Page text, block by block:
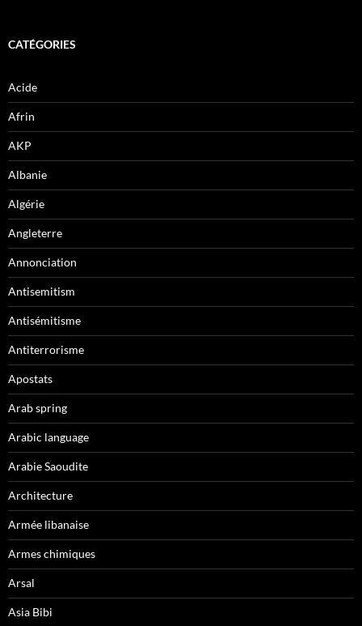
CATÉGORIES
Acide
Afrin
AKP
Albanie
Algérie
Angleterre
Annonciation
Antisemitism
Antisémitisme
Antiterrorisme
Apostats
Arab spring
Arabic language
Arabie Saoudite
Architecture
Armée libanaise
Armes chimiques
Arsal
Asia Bibi